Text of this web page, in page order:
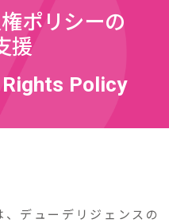
ポリシーの
援
Policy
デューデリジェンスの